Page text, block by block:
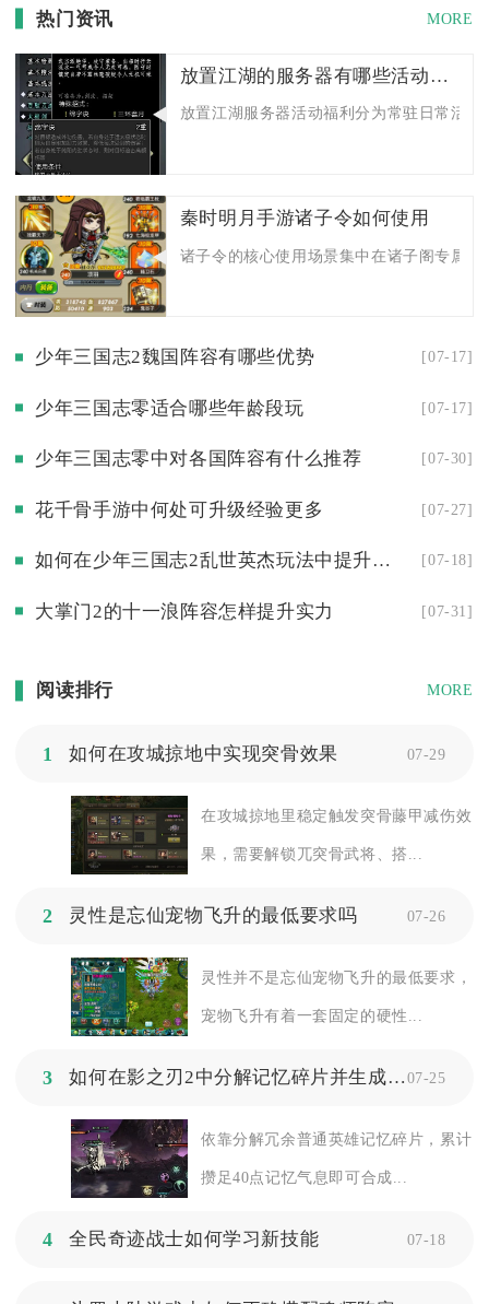
热门资讯 MORE
放置江湖的服务器有哪些活动福利
放置江湖服务器活动福利分为常驻日常活
秦时明月手游诸子令如何使用
诸子令的核心使用场景集中在诸子阁专属
少年三国志2魏国阵容有哪些优势 [07-17]
少年三国志零适合哪些年龄段玩 [07-17]
少年三国志零中对各国阵容有什么推荐 [07-30]
花千骨手游中何处可升级经验更多 [07-27]
如何在少年三国志2乱世英杰玩法中提升在竞技场中的排名 [07-18]
大掌门2的十一浪阵容怎样提升实力 [07-31]
阅读排行 MORE
1 如何在攻城掠地中实现突骨效果 07-29
在攻城掠地里稳定触发突骨藤甲减伤效
果，需要解锁兀突骨武将、搭...
2 灵性是忘仙宠物飞升的最低要求吗 07-26
灵性并不是忘仙宠物飞升的最低要求，
宠物飞升有着一套固定的硬性...
3 如何在影之刃2中分解记忆碎片并生成20份07-25
依靠分解冗余普通英雄记忆碎片，累计
攒足40点记忆气息即可合成...
4 全民奇迹战士如何学习新技能 07-18